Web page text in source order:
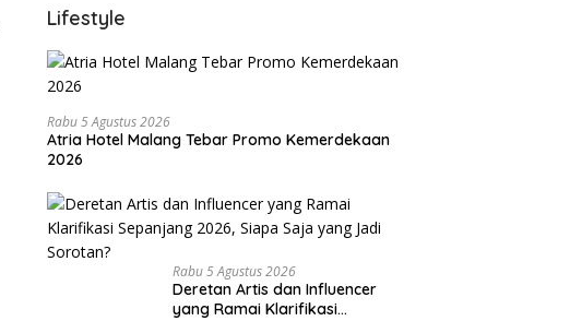
Lifestyle
Rabu 5 Agustus 2026
Atria Hotel Malang Tebar Promo Kemerdekaan
2026
Rabu 5 Agustus 2026
Deretan Artis dan Influencer
yang Ramai Klarifikasi